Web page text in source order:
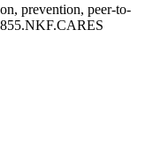
prevention, peer-to-